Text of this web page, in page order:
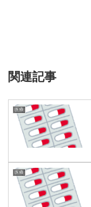
関連記事
医療
医療